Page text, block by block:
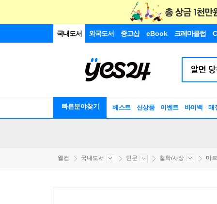
국내도서 외국도서 중고샵 eBook 크레마클럽
빠른분야찾기 베스트 신상품 이벤트 바이백 매
웰컴 국내도서 인문 철학/사상 마